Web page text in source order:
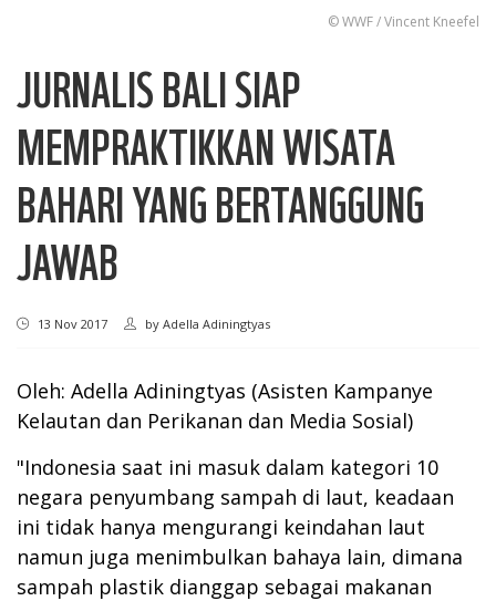
© WWF / Vincent Kneefel
JURNALIS BALI SIAP
MEMPRAKTIKKAN WISATA
BAHARI YANG BERTANGGUNG
JAWAB
13 Nov 2017 by Adella Adiningtyas
Oleh: Adella Adiningtyas (Asisten Kampanye
Kelautan dan Perikanan dan Media Sosial)
"Indonesia saat ini masuk dalam kategori 10
negara penyumbang sampah di laut, keadaan
ini tidak hanya mengurangi keindahan laut
namun juga menimbulkan bahaya lain, dimana
sampah plastik dianggap sebagai makanan